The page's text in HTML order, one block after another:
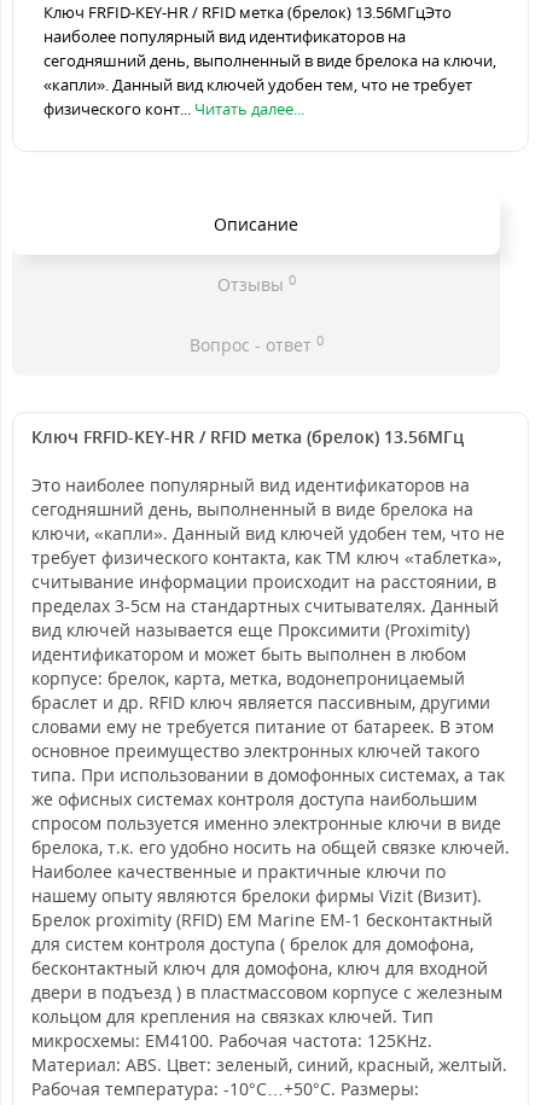
Ключ FRFID-KEY-HR / RFID метка (брелок) 13.56МГцЭто
наиболее популярный вид идентификаторов на
сегодняшний день, выполненный в виде брелока на ключи,
«капли». Данный вид ключей удобен тем, что не требует
физического конт... Читать далее...
Описание
Отзывы 0
Вопрос - ответ 0
Ключ FRFID-KEY-HR / RFID метка (брелок) 13.56МГц
Это наиболее популярный вид идентификаторов на
сегодняшний день, выполненный в виде брелока на
ключи, «капли». Данный вид ключей удобен тем, что не
требует физического контакта, как ТМ ключ «таблетка»,
считывание информации происходит на расстоянии, в
пределах 3-5см на стандартных считывателях. Данный
вид ключей называется еще Проксимити (Proximity)
идентификатором и может быть выполнен в любом
корпусе: брелок, карта, метка, водонепроницаемый
браслет и др. RFID ключ является пассивным, другими
словами ему не требуется питание от батареек. В этом
основное преимущество электронных ключей такого
типа. При использовании в домофонных системах, а так
же офисных системах контроля доступа наибольшим
спросом пользуется именно электронные ключи в виде
брелока, т.к. его удобно носить на общей связке ключей.
Наиболее качественные и практичные ключи по
нашему опыту являются брелоки фирмы Vizit (Визит).
Брелок proximity (RFID) EM Marine EM-1 бесконтактный
для систем контроля доступа ( брелок для домофона,
бесконтактный ключ для домофона, ключ для входной
двери в подъезд ) в пластмассовом корпусе с железным
кольцом для крепления на связках ключей. Тип
микросхемы: EM4100. Рабочая частота: 125KHz.
Материал: ABS. Цвет: зеленый, синий, красный, желтый.
Рабочая температура: -10°С…+50°С. Размеры: